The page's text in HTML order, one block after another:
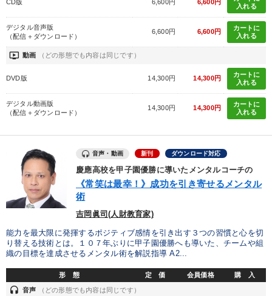
CD版 6,600円 6,600円
入れる
デジタル音声版
（配信＋ダウンロード）
6,600円 6,600円
カートに
入れる
ondemand_video 動画 （どの形態でも内容は同じです）
DVD版 14,300円 14,300円
カートに
入れる
デジタル動画版
（配信＋ダウンロード）
14,300円 14,300円
カートに
入れる
音声・動画 新刊 ダウンロード対応
慶應高校を甲子園優勝に導いたメンタルコーチの
《常笑は最幸！》成功を引き寄せるメンタル
術
吉岡眞司(人財教育家)
能力を最大限に発揮するポジティブ感情を引き出す３つの習慣と心を切
り替える技術とは。１０７年ぶりに甲子園優勝へも導いた、チームや組
織の目標を達成させるメンタル術を解説指導 A2...
形 態 定 価 会員価格 購 入
headset 音声 （どの形態でも内容は同じです）